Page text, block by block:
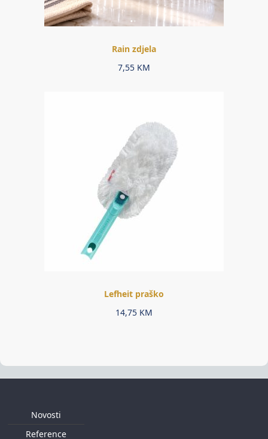
Rain zdjela
7,55 KM
Lefheit praško
14,75 KM
Novosti
Reference